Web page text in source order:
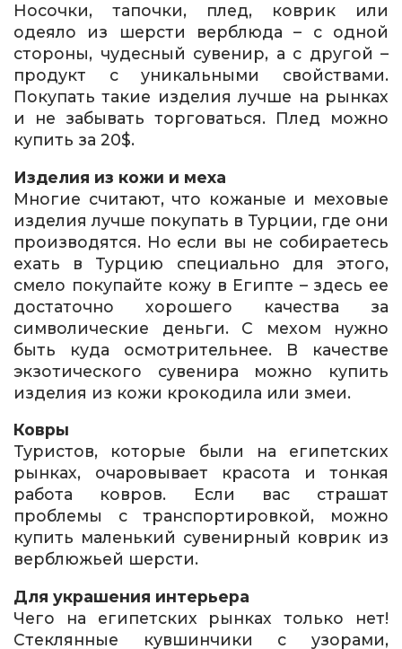
Носочки, тапочки, плед, коврик или
одеяло из шерсти верблюда – с одной
стороны, чудесный сувенир, а с другой –
продукт с уникальными свойствами.
Покупать такие изделия лучше на рынках
и не забывать торговаться. Плед можно
купить за 20$.
Изделия из кожи и меха
Многие считают, что кожаные и меховые
изделия лучше покупать в Турции, где они
производятся. Но если вы не собираетесь
ехать в Турцию специально для этого,
смело покупайте кожу в Египте – здесь ее
достаточно хорошего качества за
символические деньги. С мехом нужно
быть куда осмотрительнее. В качестве
экзотического сувенира можно купить
изделия из кожи крокодила или змеи.
Ковры
Туристов, которые были на египетских
рынках, очаровывает красота и тонкая
работа ковров. Если вас страшат
проблемы с транспортировкой, можно
купить маленький сувенирный коврик из
верблюжьей шерсти.
Для украшения интерьера
Чего на египетских рынках только нет!
Стеклянные кувшинчики с узорами,